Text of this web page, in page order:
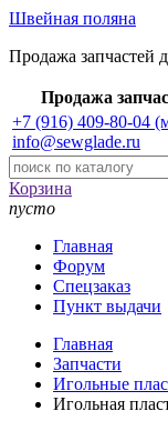
Швейная поляна
Продажа
Продажа
+7 (916) 409-80-04
info@sewglade.ru
Корзина
пусто
Главная
Форум
Спецзаказ
Пункт выдачи
Главная
Запчасти
Игольные
Игольная